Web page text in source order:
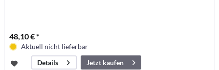
48,10 € *
Aktuell nicht lieferbar
Details
Jetzt kaufen